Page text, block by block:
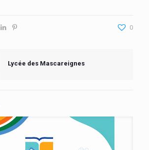
0
Lycée des Mascareignes